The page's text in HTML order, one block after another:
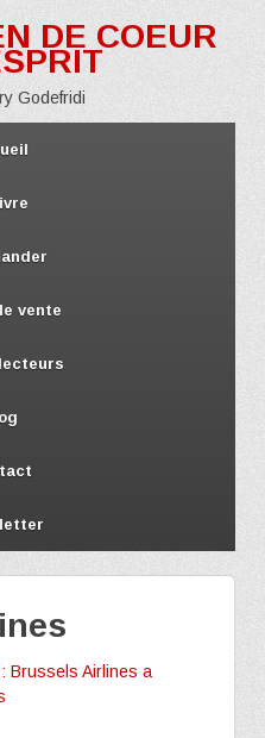
DE COEUR
Godefridi
vente
Brussels Airlines a